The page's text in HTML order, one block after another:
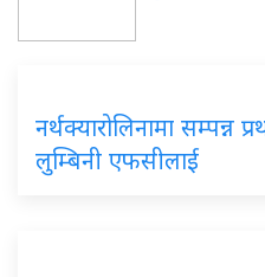
नर्थक्यारोलिनामा सम्पन्न
लुम्बिनी एफसीलाई